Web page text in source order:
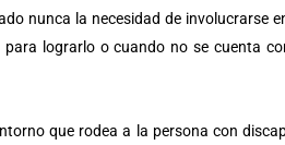
nunca la necesidad de involucrarse
lograrlo o cuando no se cuenta
que rodea a la persona con